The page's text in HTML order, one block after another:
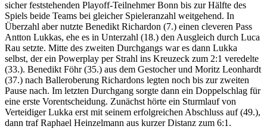
sicher feststehenden Playoff-Teilnehmer Bonn bis zur Hälfte des
Spiels beide Teams bei gleicher Spieleranzahl weitgehend. In
Überzahl aber nutzte Benedikt Richardon (7.) einen cleveren Pass
Antton Lukkas, ehe es in Unterzahl (18.) den Ausgleich durch Luca
Rau setzte. Mitte des zweiten Durchgangs war es dann Lukka
selbst, der ein Powerplay per Strahl ins Kreuzeck zum 2:1 veredelte
(33.). Benedikt Föhr (35.) aus dem Gestocher und Moritz Leonhardt
(37.) nach Balleroberung Richardons legten noch bis zur zweiten
Pause nach. Im letzten Durchgang sorgte dann ein Doppelschlag für
eine erste Vorentscheidung. Zunächst hörte ein Sturmlauf von
Verteidiger Lukka erst mit seinem erfolgreichen Abschluss auf (49.),
dann traf Raphael Heinzelmann aus kurzer Distanz zum 6:1.